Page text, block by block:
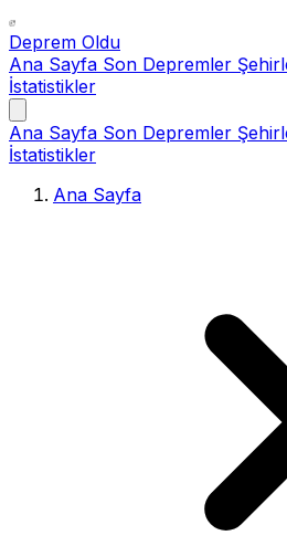
Deprem Oldu
Ana Sayfa Son Depremler
İstatistikler
Ana Sayfa Son Depremler
İstatistikler
Ana Sayfa